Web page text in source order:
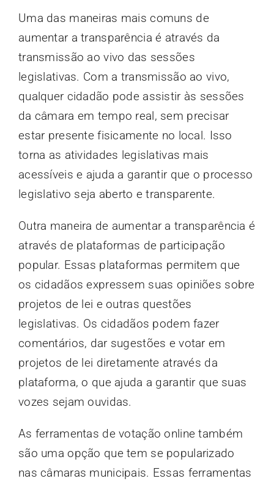
Uma das maneiras mais comuns de
aumentar a transparência é através da
transmissão ao vivo das sessões
legislativas. Com a transmissão ao vivo,
qualquer cidadão pode assistir às sessões
da câmara em tempo real, sem precisar
estar presente fisicamente no local. Isso
torna as atividades legislativas mais
acessíveis e ajuda a garantir que o processo
legislativo seja aberto e transparente.
Outra maneira de aumentar a transparência é
através de plataformas de participação
popular. Essas plataformas permitem que
os cidadãos expressem suas opiniões sobre
projetos de lei e outras questões
legislativas. Os cidadãos podem fazer
comentários, dar sugestões e votar em
projetos de lei diretamente através da
plataforma, o que ajuda a garantir que suas
vozes sejam ouvidas.
As ferramentas de votação online também
são uma opção que tem se popularizado
nas câmaras municipais. Essas ferramentas